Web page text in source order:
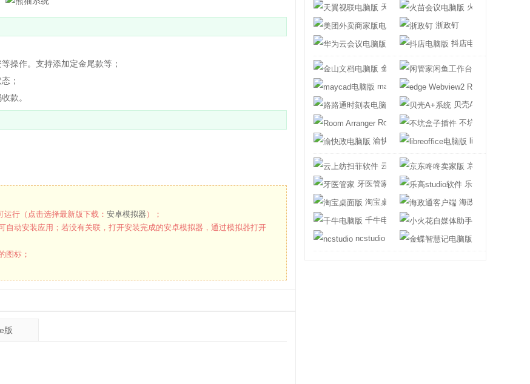
作。支持添加定金尾款等；
；
款。
行（点击选择最新版下载： 安卓模拟器 ）；
动安装应用；若没有关联，打开安装完成的安卓模拟器，通过模拟器打开
图标；
版
天翼视联电脑版
火苗会议电脑版
美团外卖商家版电脑版
浙政钉
华为云会议电脑版抖店电脑版
金山文档电脑版
maycad电脑版
路路通时刻表电脑版贝壳A+系统
Room Arranger
不坑盒子插件
渝快政电脑版
libreoffice电脑版
云上纺扫菲软件
京东咚咚卖家版
牙医管家
乐高studio软件
淘宝桌面版
海政通客户端
千牛电脑版
ncstudio